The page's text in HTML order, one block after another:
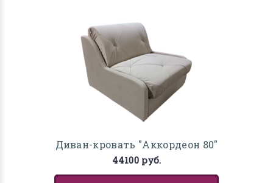
Диван-кровать "Аккордеон 80"
44100 руб.